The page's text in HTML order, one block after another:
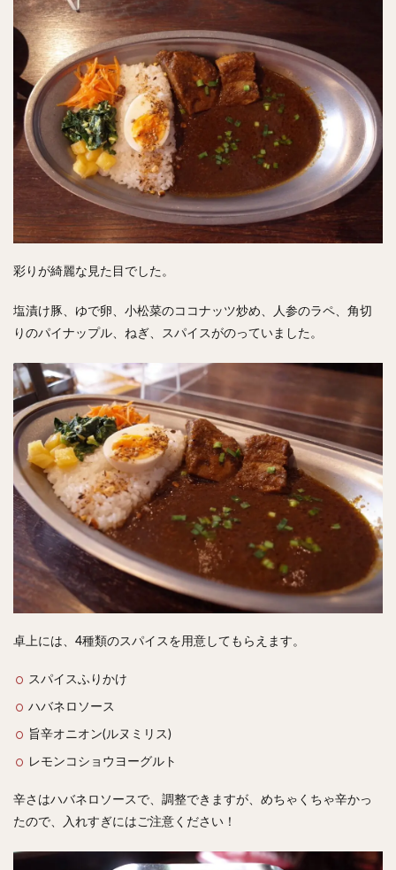
彩りが綺麗な見た目でした。
塩漬け豚、ゆで卵、小松菜のココナッツ炒め、人参のラペ、角切
りのパイナップル、ねぎ、スパイスがのっていました。
卓上には、4種類のスパイスを用意してもらえます。
スパイスふりかけ
ハバネロソース
旨辛オニオン(ルヌミリス)
レモンコショウヨーグルト
辛さはハバネロソースで、調整できますが、めちゃくちゃ辛かっ
たので、入れすぎにはご注意ください！